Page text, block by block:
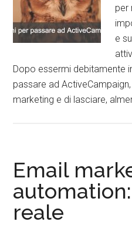
per
e
Dopo essermi debitamente
passare ad
marketing e di lasciare,
Email
reale